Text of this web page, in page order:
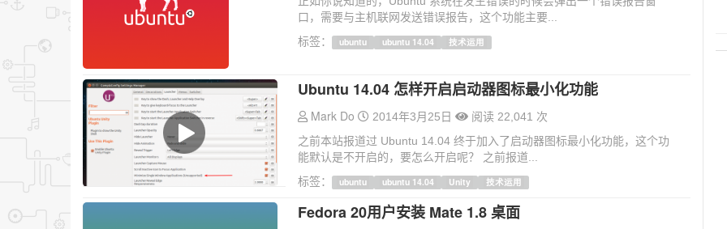
口，需要与主机联网发送错误报告，这个功能主要...
标签：
ubuntu ubuntu 14.04 技术运用
Ubuntu 14.04 怎样开启启动器图标最小化功能
Mark Do 2014年3月25日
阅读 22,041 次
之前本站报道过 Ubuntu 14.04 终于加入了启动器图标最小化功能，这个功
能默认是不开启的，要怎么开启呢？ 之前报道...
标签：
ubuntu ubuntu 14.04 Unity 技术运用
Fedora 20用户安装 Mate 1.8 桌面